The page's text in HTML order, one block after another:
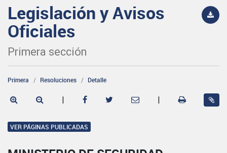
Legislación y Avisos
Oficiales
Primera sección
Primera Resoluciones Detalle
| |
VER PÁGINAS PUBLICADAS